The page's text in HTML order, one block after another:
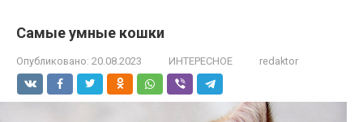
Самые умные кошки
Опубликовано: 20.08.2023 ИНТЕРЕСНОЕ redaktor